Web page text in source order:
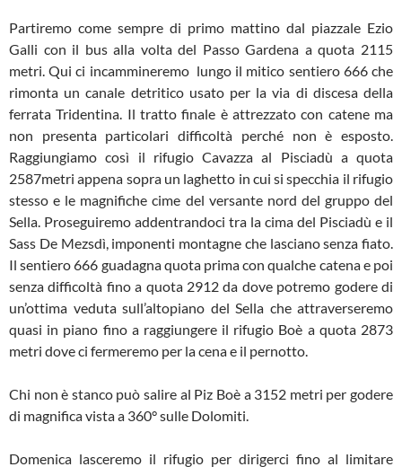
Partiremo come sempre di primo mattino dal piazzale Ezio
Galli con il bus alla volta del Passo Gardena a quota 2115
metri. Qui ci incammineremo lungo il mitico sentiero 666 che
rimonta un canale detritico usato per la via di discesa della
ferrata Tridentina. Il tratto finale è attrezzato con catene ma
non presenta particolari difficoltà perché non è esposto.
Raggiungiamo così il rifugio Cavazza al Pisciadù a quota
2587metri appena sopra un laghetto in cui si specchia il rifugio
stesso e le magnifiche cime del versante nord del gruppo del
Sella. Proseguiremo addentrandoci tra la cima del Pisciadù e il
Sass De Mezsdì, imponenti montagne che lasciano senza fiato.
Il sentiero 666 guadagna quota prima con qualche catena e poi
senza difficoltà fino a quota 2912 da dove potremo godere di
un’ottima veduta sull’altopiano del Sella che attraverseremo
quasi in piano fino a raggiungere il rifugio Boè a quota 2873
metri dove ci fermeremo per la cena e il pernotto.
Chi non è stanco può salire al Piz Boè a 3152 metri per godere
di magnifica vista a 360° sulle Dolomiti.
Domenica lasceremo il rifugio per dirigerci fino al limitare